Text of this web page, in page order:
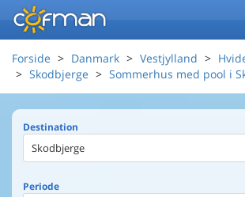
Forside Danmark Vestjylland
Skodbjerge
Sommerhus med pool i
Destination
Periode